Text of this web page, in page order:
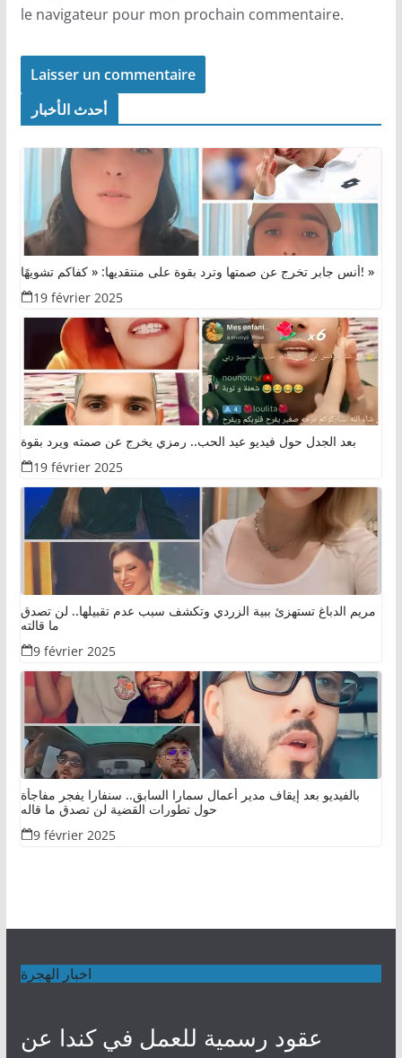
le navigateur pour mon prochain commentaire.
أحدث الأخبار
أنس جابر تخرج عن صمتها وترد بقوة على منتقديها: « كفاكم تشويهًا! »
19 février 2025
بعد الجدل حول فيديو عيد الحب.. رمزي يخرج عن صمته ويرد بقوة
19 février 2025
مريم الدباغ تستهزئ ببية الزردي وتكشف سبب عدم تقبيلها.. لن تصدق
ما قالته
9 février 2025
بالفيديو بعد إيقاف مدير أعمال سمارا السابق.. سنفارا يفجر مفاجأة
حول تطورات القضية لن تصدق ما قاله
9 février 2025
اخبار الهجرة
عقود رسمية للعمل في كندا عن